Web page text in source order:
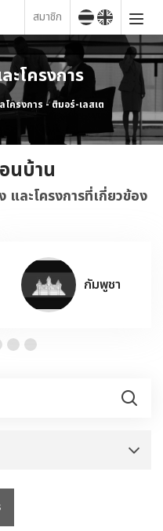
สมาชิก
ะโครงการ
โครงการ - ติมอร์-เลสเต
นบ้าน
และโครงการที่เกี่ยวข้อง
กัมพูชา